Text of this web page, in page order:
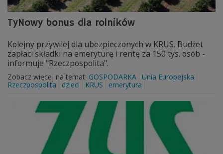
TyNowy bonus dla rolników
Kolejny przywilej dla ubezpieczonych w KRUS. Budżet
zapłaci składki na emeryturę i rentę za 150 tys. osób -
informuje "Rzeczpospolita".
Zobacz więcej na temat: GOSPODARKA
Unia Europejska
Rzeczpospolita
dzieci KRUS emerytura